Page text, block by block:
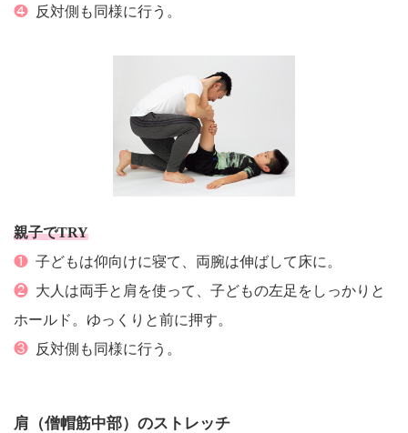
❹ 反対側も同様に行う。
親子でTRY
❶ 子どもは仰向けに寝て、両腕は伸ばして床に。
❷ 大人は両手と肩を使って、子どもの左足をしっかりと
ホールド。ゆっくりと前に押す。
❸ 反対側も同様に行う。
肩（僧帽筋中部）のストレッチ